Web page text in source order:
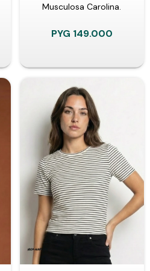
Musculosa Carolina.
PYG 149.000